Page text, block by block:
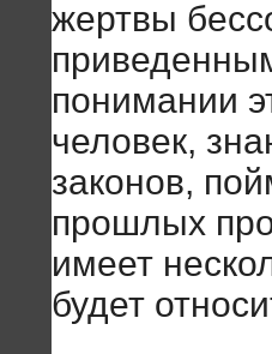
жертвы
понимании
человек,
законов,
прошлых
имеет
будет